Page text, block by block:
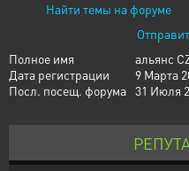
Найти темы на форуме
Полное имя
альянс
Дата регистрации
9 Марта
Посл. посещ. форума 31 Июля